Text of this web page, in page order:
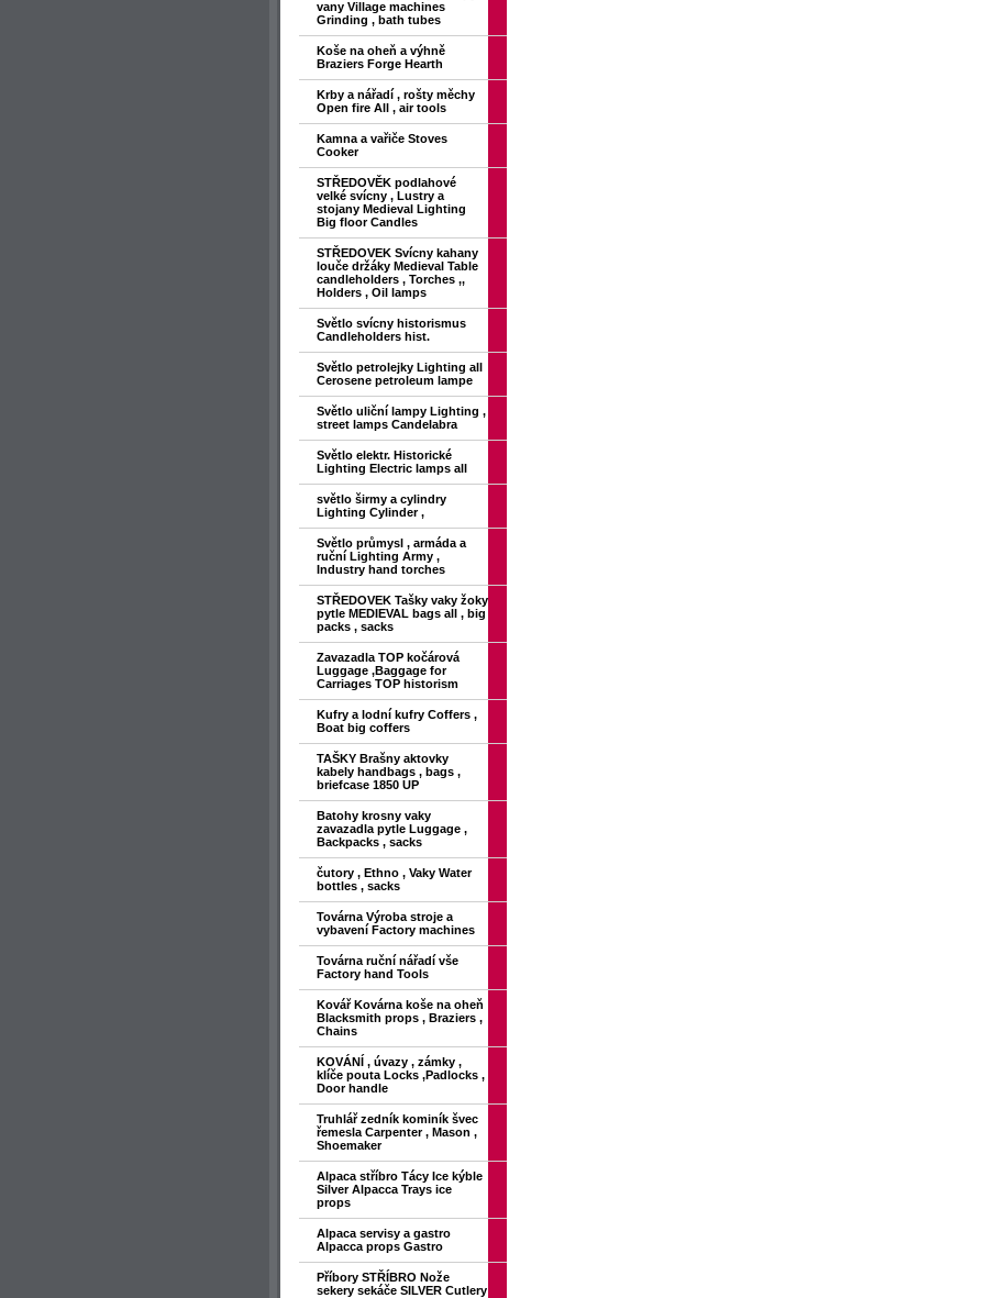
vany Village machines
Grinding , bath tubes
Koše na oheň a výhně
Braziers Forge Hearth
Krby a nářadí , rošty měchy
Open fire All , air tools
Kamna a vařiče Stoves
Cooker
STŘEDOVĚK podlahové
velké svícny , Lustry a
stojany Medieval Lighting
Big floor Candles
STŘEDOVEK Svícny kahany
louče držáky Medieval Table
candleholders , Torches ,,
Holders , Oil lamps
Světlo svícny historismus
Candleholders hist.
Světlo petrolejky Lighting all
Cerosene petroleum lampe
Světlo uliční lampy Lighting ,
street lamps Candelabra
Světlo elektr. Historické
Lighting Electric lamps all
světlo širmy a cylindry
Lighting Cylinder ,
Světlo průmysl , armáda a
ruční Lighting Army ,
Industry hand torches
STŘEDOVEK Tašky vaky žoky
pytle MEDIEVAL bags all , big
packs , sacks
Zavazadla TOP kočárová
Luggage ,Baggage for
Carriages TOP historism
Kufry a lodní kufry Coffers ,
Boat big coffers
TAŠKY Brašny aktovky
kabely handbags , bags ,
briefcase 1850 UP
Batohy krosny vaky
zavazadla pytle Luggage ,
Backpacks , sacks
čutory , Ethno , Vaky Water
bottles , sacks
Továrna Výroba stroje a
vybavení Factory machines
Továrna ruční nářadí vše
Factory hand Tools
Kovář Kovárna koše na oheň
Blacksmith props , Braziers ,
Chains
KOVÁNÍ , úvazy , zámky ,
klíče pouta Locks ,Padlocks ,
Door handle
Truhlář zedník kominík švec
řemesla Carpenter , Mason ,
Shoemaker
Alpaca stříbro Tácy Ice kýble
Silver Alpacca Trays ice
props
Alpaca servisy a gastro
Alpacca props Gastro
Příbory STŘÍBRO Nože
sekery sekáče SILVER Cutlery